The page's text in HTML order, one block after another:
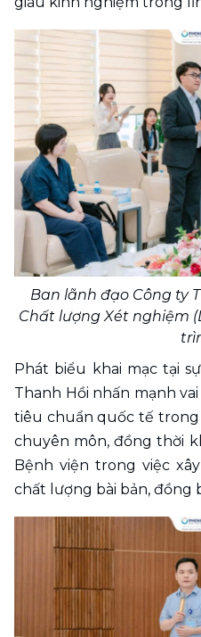
Ban lãnh đạo Công ty
Chất lượng Xét nghiệm
Phát biểu khai mạc tại
Thanh Hồi nhấn mạnh
tiêu chuẩn quốc tế trong
chuyên môn, đồng thời
Bệnh viện trong việc
chất lượng bài bản, đồng